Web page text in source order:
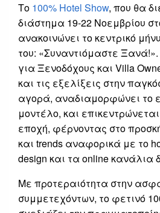
Το 100% Hotel Show, που θα
διάστημα 19-22 Νοεμβρίου
ανακοινώνει το κεντρικό
του: «Συναντιόμαστε
για Ξενοδόχους και Villa
και τις εξελίξεις στην
αγορά, αναδιαμορφώνει το
μοντέλο, και
εποχή, φέρνοντας στο
και trends αναφορικά με το
design και τα online κανάλια
Με προτεραιότητα στην
συμμετεχόντων, το φετινό